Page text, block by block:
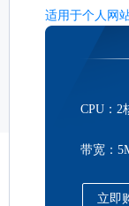
适用于个人网
CPU：2
带宽：
立即